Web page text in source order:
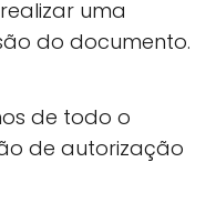
uma
do documento.
de todo o
de autorização